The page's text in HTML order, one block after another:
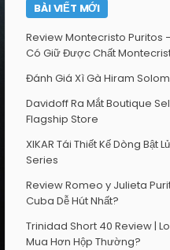
BÀI VIẾT MỚI
Review Montecristo Puritos
Có Giữ Được Chất
Đánh Giá Xì Gà Hiram
Davidoff Ra Mắt Boutique
Flagship Store
XIKAR Tái Thiết Kế Dòng Bật
Series
Review Romeo y Julieta
Cuba Dễ Hút Nhất?
Trinidad Short 40 Review |
Mua Hơn Hộp Thường?